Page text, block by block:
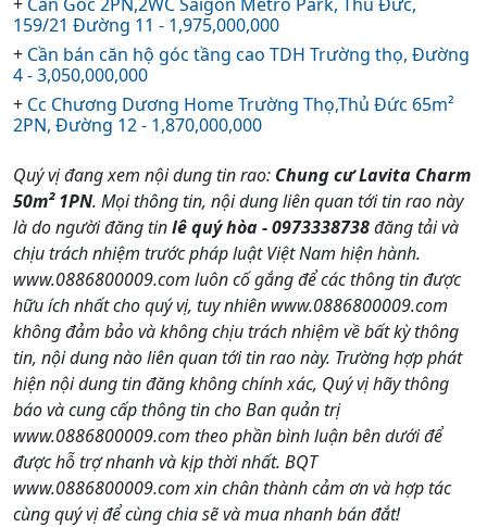
159/21 Đường 11 - 1,975,000,000
+ Cần bán căn hộ góc tầng cao TDH Trường thọ, Đường
4 - 3,050,000,000
+ Cc Chương Dương Home Trường Thọ,Thủ Đức 65m²
2PN, Đường 12 - 1,870,000,000
Quý vị đang xem nội dung tin rao: Chung cư Lavita Charm
50m² 1PN. Mọi thông tin, nội dung liên quan tới tin rao này
là do người đăng tinlê quý hòa - 0973338738đăng tải và
chịu trách nhiệm trước pháp luật Việt Nam hiện hành.
www.0886800009.com luôn cố gắng để các thông tin được
hữu ích nhất cho quý vị, tuy nhiên www.0886800009.com
không đảm bảo và không chịu trách nhiệm về bất kỳ thông
tin, nội dung nào liên quan tới tin rao này. Trường hợp phát
hiện nội dung tin đăng không chính xác, Quý vị hãy thông
báo và cung cấp thông tin cho Ban quản trị
www.0886800009.com theo phần bình luận bên dưới để
được hỗ trợ nhanh và kịp thời nhất. BQT
www.0886800009.com xin chân thành cảm ơn và hợp tác
cùng quý vị để cùng chia sẽ và mua nhanh bán đắt!